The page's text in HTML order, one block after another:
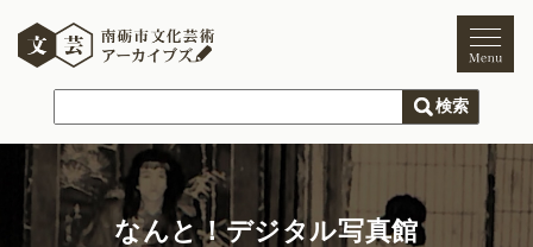
ご利用案内
新着情報
なんと！デジタル写真館